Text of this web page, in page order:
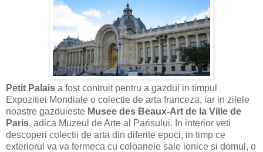
Petit Palais a fost contruit pentru a gazdui in timpul
Expozitiei Mondiale o colectie de arta franceza, iar in zilele
noastre gazduieste Musee des Beaux-Art de la Ville de
Paris, adica Muzeul de Arte al Parisului. In interior veti
descoperi colectii de arta din diferite epoci, in timp ce
exteriorul va va fermeca cu coloanele sale ionice si domul, o